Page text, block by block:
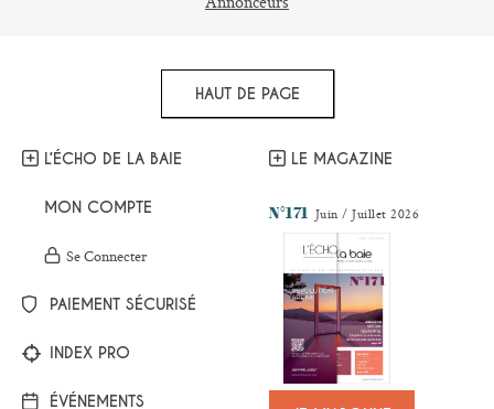
HAUT DE PAGE
L’ÉCHO DE LA BAIE
MON COMPTE
Se Connecter
PAIEMENT SÉCURISÉ
INDEX PRO
ÉVÉNEMENTS
LE MAGAZINE
N°171 Juin / Juillet 2026